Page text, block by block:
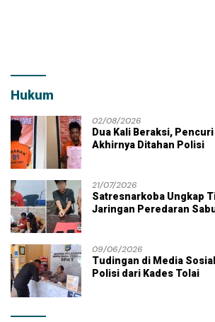
Hukum
02/08/2026
Dua Kali Beraksi,
Akhirnya Ditahan Polisi
21/07/2026
Satresnarkoba Ungkap
Jaringan Peredaran
09/06/2026
Tudingan di Media
Polisi dari Kades Tolai